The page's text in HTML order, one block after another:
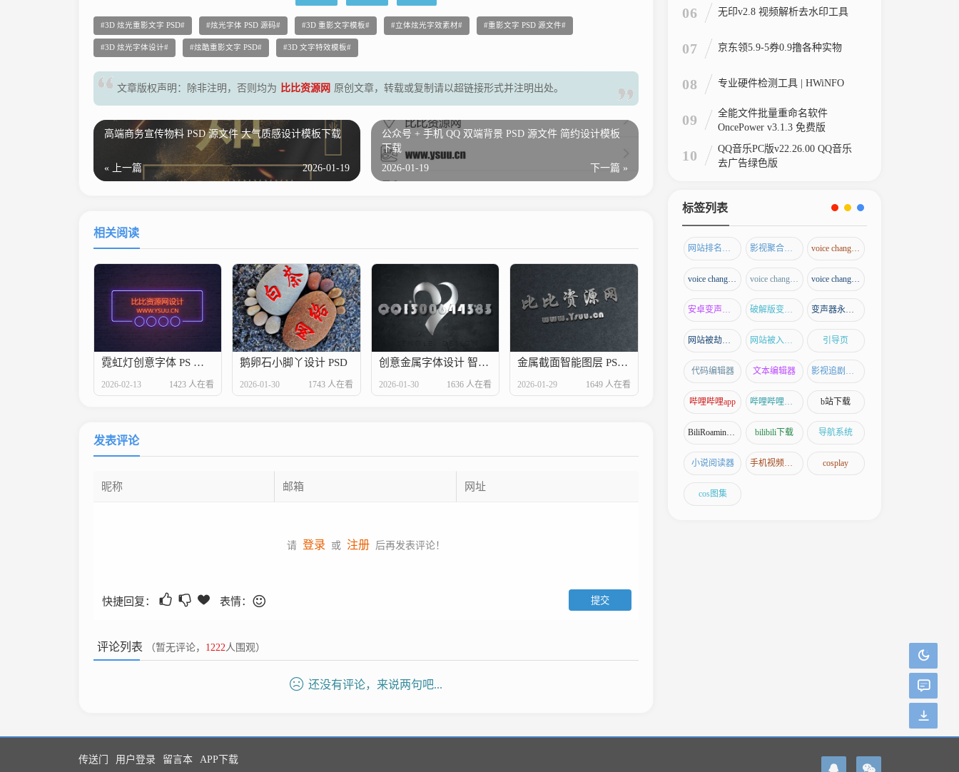
3D 炫光重影文字 PSD 炫光字体 PSD 源码 3D 重影文字模板 立体炫光字效素材 重影文字 PSD 源文件
3D 炫光字体设计 炫酷重影文字 PSD 3D 文字特效模板
文章版权声明：除非注明，否则均为 比比资源网 原创文章，转载或复制请以超链接形式并注明出处。
高端商务宣传物料 PSD 源文件 大气质感设计模板下载
« 上一篇 2026-01-19
公众号 + 手机 QQ 双端背景 PSD 源文件 简约设计模板
下载
下一篇 »
2026-01-19
相关阅读
霓虹灯创意字体 PS 源码 资料卡背景
2026-02-13 1423 人在看
鹅卵石小脚丫设计 PSD
2026-01-30 1743 人在看
创意金属字体设计 智能图层一键替换可做资料卡背景
2026-01-30 1636 人在看
金属截面智能图层 PSD 新版二改原创下载
2026-01-29 1649 人在看
发表评论
请 登录 或 注册 后再发表评论！
快捷回复： 表情：
评论列表 （暂无评论， 1222 人围观）
还没有评论，来说两句吧...
06 无印v2.8 视频解析去水印工具
07 京东领5.9-5券0.9撸各种实物
08 专业硬件检测工具 | HWiNFO
09
全能文件批量重命名软件
OncePower v3.1.3 免费版
10
QQ音乐PC版v22.26.00 QQ音乐
去广告绿色版
标签列表
网站排名优化 影视聚合应用 voice changer解锁版
voice changer专业版 voice changer破解版 voice changer去广告版
安卓变声器破解版 破解版变声器下载 变声器永久破解版
网站被劫持怎么解决 网站被入侵了怎么办 引导页
代码编辑器 文本编辑器 影视追剧神器
哔哩哔哩app 哔哩哔哩下载 b站下载
BiliRoaming插件 bilibili下载 导航系统
小说阅读器 手机视频编辑软件 cosplay
cos图集
传送门 用户登录 留言本 APP下载